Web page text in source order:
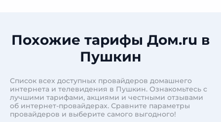
Похожие тарифы Дом.ru в
Пушкин
Список всех доступных провайдеров домашнего
интернета и телевидения в Пушкин. Ознакомьтесь с
лучшими тарифами, акциями и честными отзывами
об интернет-провайдерах. Сравните параметры
провайдеров и выберите самого выгодного!